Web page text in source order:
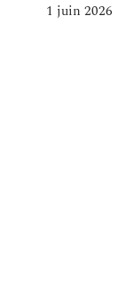
1 juin 2026